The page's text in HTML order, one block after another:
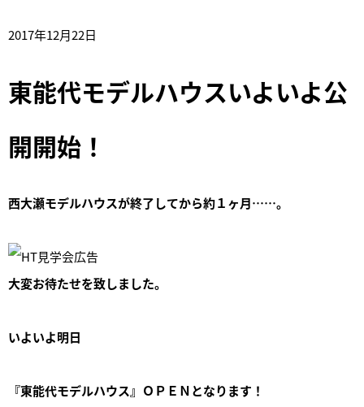
2017年12月22日
東能代モデルハウスいよいよ公
開開始！
西大瀬モデルハウスが終了してから約１ヶ月……。
大変お待たせを致しました。
いよいよ明日
『東能代モデルハウス』ＯＰＥＮとなります！